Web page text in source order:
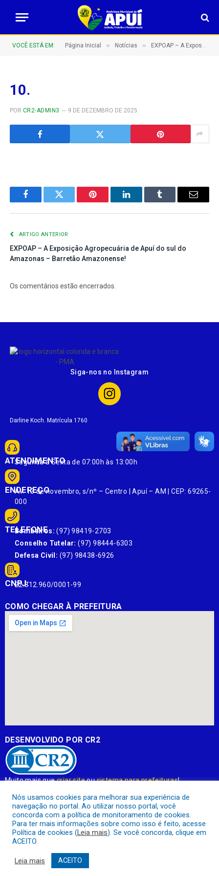
VOCÊ ESTÁ EM: Página Inicial » Notícias » EXPOAP – A Exposição Agropecuária de Apuí do sul do Amazonas – Barretão Amazonense!
10.
POR CR2-ADMIN3 9 DE DEZEMBRO DE 2025
FacebookTwitter Pinterest LinkedInTumblr
E-
ARTIGO ANTERIOR
EXPOAP – A Exposição Agropecuária de Apuí do sul do
Amazonas – Barretão Amazonense!
Os comentários estão encerrados.
Siga-nos no Instagram
Darline Koch. Matrícula 1760
ATENDIMENTO
Segunda à Sexta de 07:00h às 13:00h
ENDEREÇO
Av. 13 de novembro, s/nº – Centro | Apuí – AM | CEP: 69265-
000
TELEFONE
Bombeiros: (97) 98419-2703
Conselho Tutelar: (97) 98444-6303
Defesa Civil: (97) 98438-6926
CNPJ:
22.812.960/0001-99
COMO CHEGAR À PREFEITURA
DESENVOLVIDO POR CR2
Muito mais quecriar siteousistema para prefeituras!
contrato que todas as exigências das leis de transparência
públicaserão atendidas.
Conheça oPNTPe o Radar da Transparência Pública
Nós usamos cookies para melhorar sua experiência de
navegação no portal. Ao utilizar nosso portal, você
concorda com a política de monitoramento de cookies.
Para ter mais informações sobre como isso é feito, acesse
Política de cookies (Leia mais). Se você concorda, clique em
ACEITO.
Leia mais ACEITO